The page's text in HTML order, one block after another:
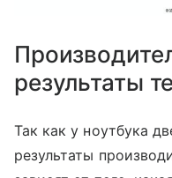
результаты
Так как у ноутбука
результаты